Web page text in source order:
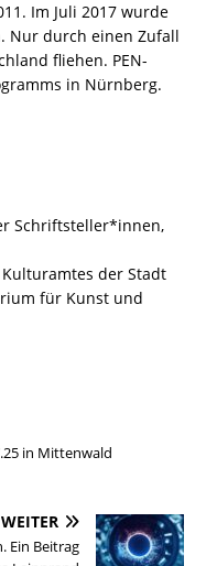
Im Juli 2017 wurde
Nur durch einen Zufall
fliehen. PEN-
in Nürnberg.
Schriftsteller*innen,
der Stadt
für Kunst und
in Mittenwald
WEITER
Ein Beitrag